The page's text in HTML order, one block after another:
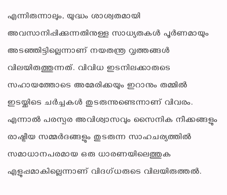
എന്നിരുന്നാലും, യുദ്ധം ശാശ്വതമായി
അവസാനിപ്പിക്കുന്നതിനുള്ള സാധ്യതകൾ പൂർണമായും
അടഞ്ഞിട്ടില്ലെന്നാണ് നയതന്ത്ര വൃത്തങ്ങൾ
വിലയിരുത്തുന്നത്. വിവിധ ഇടനിലക്കാരുടെ
സഹായത്തോടെ അമേരിക്കയും ഇറാനും തമ്മിൽ
ഇടയ്ക്കിടെ ചർച്ചകൾ തുടരുന്നുണ്ടെന്നാണ് വിവരം.
എന്നാൽ പരസ്പര അവിശ്വാസവും സൈനിക നീക്കങ്ങളും
രാഷ്ട്രീയ സമ്മർദങ്ങളും തുടരുന്ന സാഹചര്യത്തിൽ
സമാധാനപരമായ ഒരു ധാരണയിലെത്തുക
എളുപ്പമാകില്ലെന്നാണ് വിദഗ്ധരുടെ വിലയിരുത്തൽ.